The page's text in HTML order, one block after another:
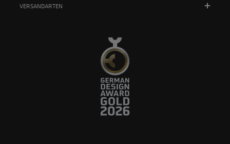
VERSANDARTEN